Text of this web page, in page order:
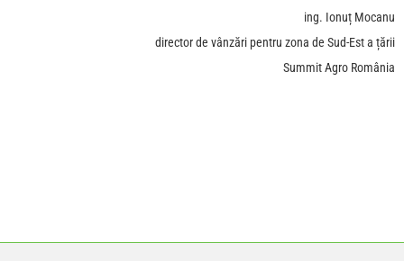
ing. Ionuț Mocanu
director de vânzări pentru zona de Sud-Est a țării
Summit Agro România